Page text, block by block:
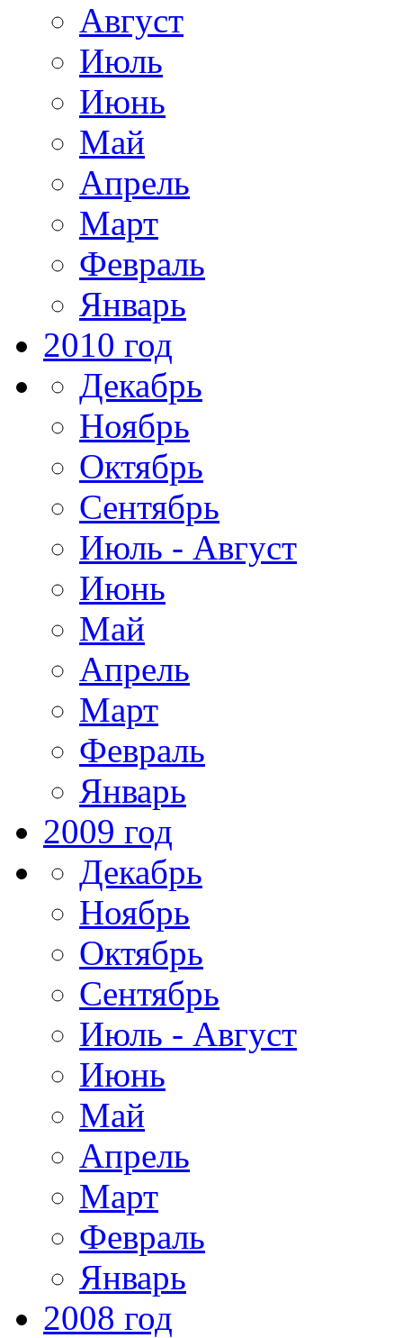
Август
Июль
Июнь
Май
Апрель
Март
Февраль
Январь
2010 год
Декабрь
Ноябрь
Октябрь
Сентябрь
Июль - Август
Июнь
Май
Апрель
Март
Февраль
Январь
2009 год
Декабрь
Ноябрь
Октябрь
Сентябрь
Июль - Август
Июнь
Май
Апрель
Март
Февраль
Январь
2008 год